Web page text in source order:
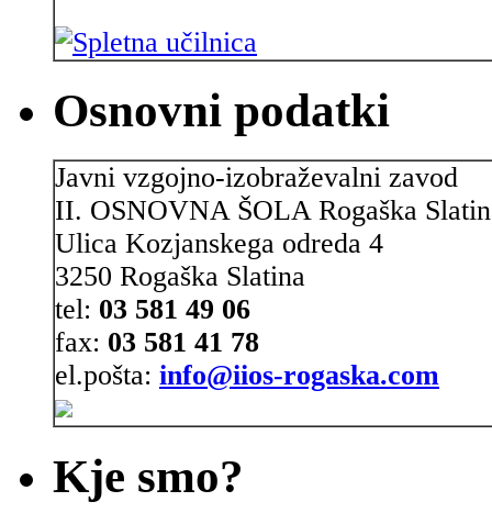
Osnovni podatki
Javni vzgojno-izobraževalni zavod
II. OSNOVNA ŠOLA Rogaška
Ulica Kozjanskega odreda 4
3250 Rogaška Slatina
tel: 03 581 49 06
fax: 03 581 41 78
el.pošta: info@iios-rogaska.com
Kje smo?